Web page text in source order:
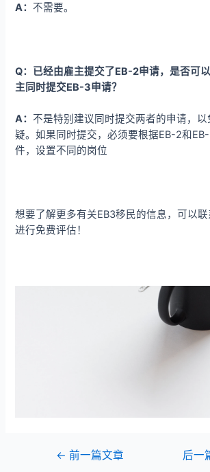
A：不需要。
Q：已经由雇主提交了EB-2申请，是否可
主同时提交EB-3申请？
A：不是特别建议同时提交两者的申请，
疑。如果同时提交，必须要根据EB-2和
件，设置不同的岗位
想要了解更多有关EB3移民的信息，可以
进行免费评估！
← 前一篇文章 后一